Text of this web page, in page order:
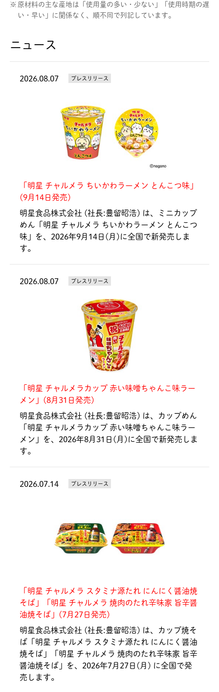
※ 原材料の主な産地は「使用量の多い・少ない」「使用時期の遅
い・早い」に関係なく、順不同で列記しています。
ニュース
2026.08.07 プレスリリース
「明星 チャルメラ ちいかわラーメン とんこつ味」
(9月14日発売)
明星食品株式会社 (社長:豊留昭浩) は、ミニカップ
めん「明星 チャルメラ ちいかわラーメン とんこつ
味」を、2026年9月14日(月)に全国で新発売しま
す。
2026.08.07 プレスリリース
「明星 チャルメラカップ 赤い味噌ちゃんこ味ラー
メン」(8月31日発売)
明星食品株式会社 (社長:豊留昭浩) は、カップめん
「明星 チャルメラカップ 赤い味噌ちゃんこ味ラー
メン」を、2026年8月31日(月)に全国で新発売しま
す。
2026.07.14 プレスリリース
「明星 チャルメラ スタミナ源たれ にんにく醤油焼
そば」「明星 チャルメラ 焼肉のたれ辛味家 旨辛醤
油焼そば」(7月27日発売)
明星食品株式会社 (社長:豊留昭浩) は、カップ焼そ
ば「明星 チャルメラ スタミナ源たれ にんにく醤油
焼そば」「明星 チャルメラ 焼肉のたれ辛味家 旨辛
醤油焼そば」を、2026年7月27日(月) に全国で発
売します。